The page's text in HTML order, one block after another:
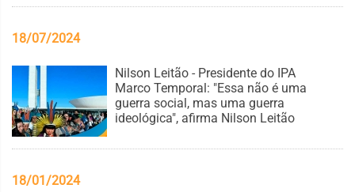
18/07/2024
Nilson Leitão - Presidente do IPA
Marco Temporal: "Essa não é uma
guerra social, mas uma guerra
ideológica", afirma Nilson Leitão
18/01/2024